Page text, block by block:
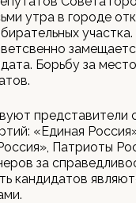
утра в городе
Борьбу за
представители
«Единая
Патриоты
за
кандидатов